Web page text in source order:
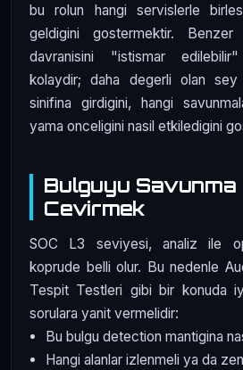
bu rolun hangi servislerle
geldigini gostermektir.
davranisini "istismar
kolaydir; daha degerli olan
sinifina girdigini, hangi
yama onceligini nasil etkiledigini
Bulguyu
Cevirmek
SOC L3 seviyesi, analiz ile
koprude belli olur. Bu nedenle
Tespit Testleri gibi bir konuda
sorulara yanit vermelidir:
Bu bulgu detection mantigina
Hangi alanlar izlenmeli ya da